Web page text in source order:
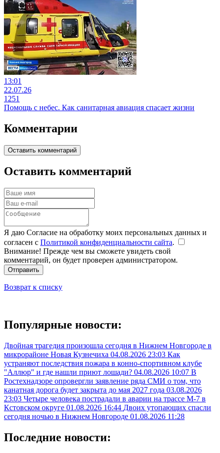
13:01
22.07.26
1251
Помощь с небес. Как санитарная авиация спасает жизни
Комментарии
Оставить комментарий
Оставить комментарий
Я даю Согласие на обработку моих персональных данных и
согласен с Политикой конфиденциальности сайта.
Внимание! Прежде чем вы сможете увидеть свой
комментарий, он будет проверен администратором.
Отправить
Возврат к списку
Популярные новости:
Двойная трагедия произошла сегодня в Нижнем Новгороде в
микрорайоне Новая Кузнечиха 04.08.2026 23:03 Как
устраняют последствия пожара в конно-спортивном клубе
"Аллюр" и где нашли приют лошади? 04.08.2026 10:07 В
Ростехнадзоре опровергли заявление ряда СМИ о том, что
канатная дорога будет закрыта до мая 2027 года 03.08.2026
23:03 Четыре человека пострадали в аварии на трассе М-7 в
Кстовском округе 01.08.2026 16:44 Двоих утопающих спасли
сегодня ночью в Нижнем Новгороде 01.08.2026 11:28
Последние новости: